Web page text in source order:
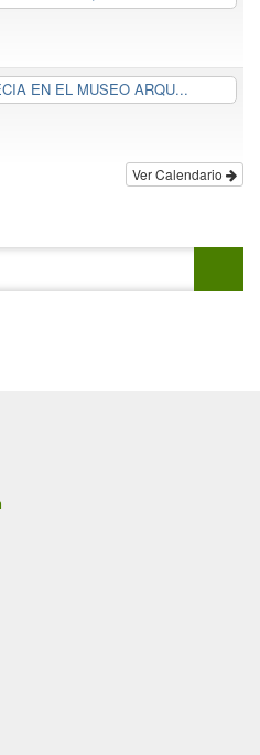
EN EL MUSEO ARQU...
Ver Calendario